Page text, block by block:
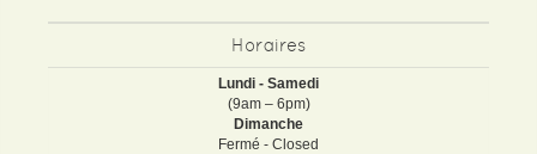
Horaires
Lundi - Samedi
(9am – 6pm)
Dimanche
Fermé - Closed